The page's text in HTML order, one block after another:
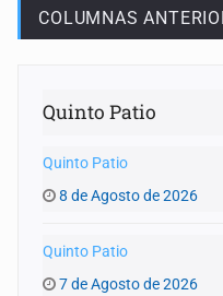
COLUMNAS
Quinto Patio
Quinto Patio
8 de Agosto de 2026
Quinto Patio
7 de Agosto de 2026